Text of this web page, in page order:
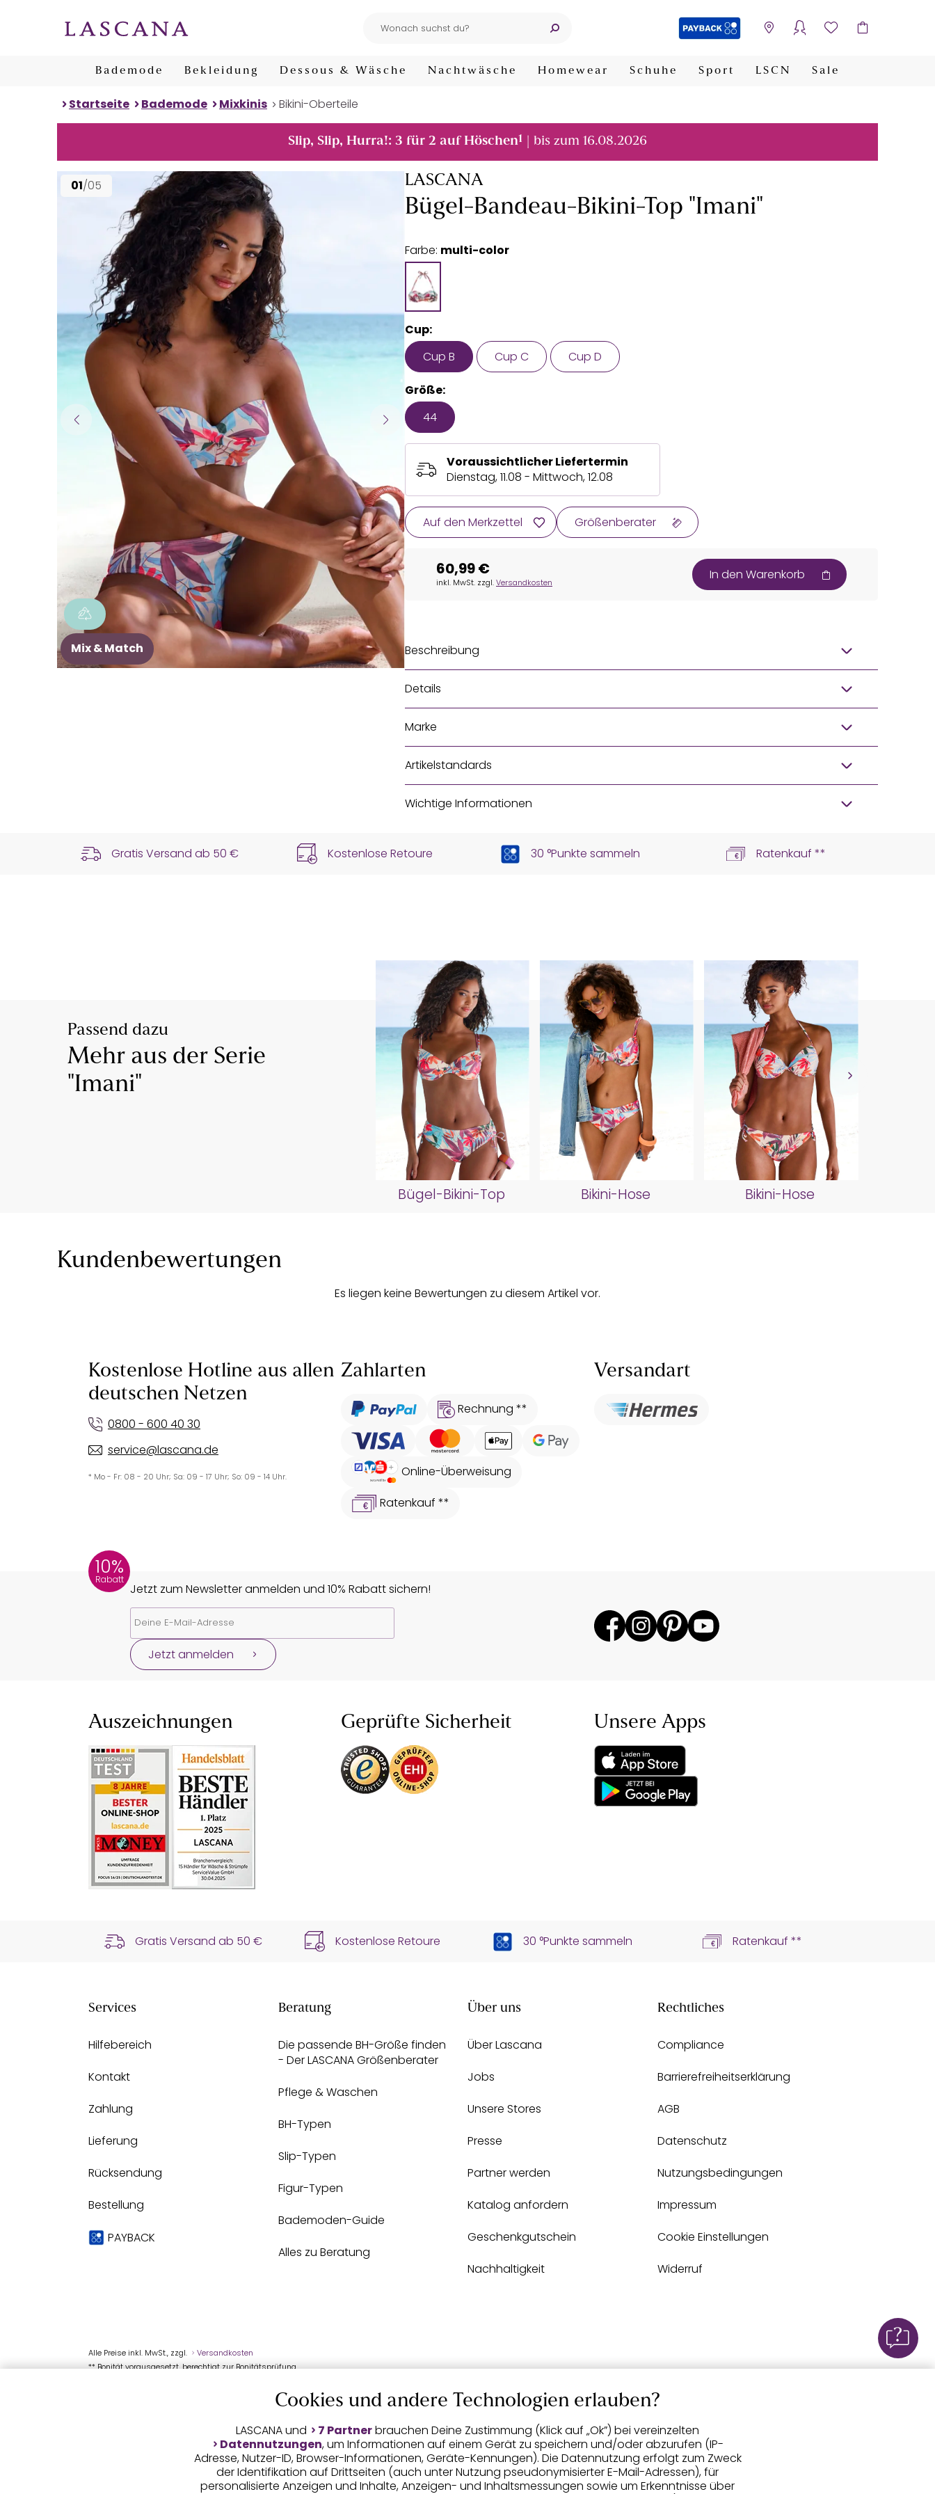
Bademode Bekleidung Dessous & Wäsche Nachtwäsche Homewear Schuhe Sport LSCN Sale
Startseite Bademode Mixkinis Bikini-Oberteile
Slip, Slip, Hurra!: 3 für 2 auf Höschen1 | bis zum 16.08.2026
01/05
Mix & Match
LASCANA
Bügel-Bandeau-Bikini-Top "Imani"
Farbe: multi-color
Cup:
Cup B
Cup C Cup D
Größe:
44
Voraussichtlicher Liefertermin
Dienstag, 11.08 - Mittwoch, 12.08
Auf den Merkzettel Größenberater
60,99 €
inkl. MwSt. zzgl.Versandkosten In den Warenkorb
Beschreibung
Details
Marke
Artikelstandards
Wichtige Informationen
Gratis Versand ab 50 € Kostenlose Retoure 30 °Punkte sammeln Ratenkauf **
Passend dazu
Mehr aus der Serie
"Imani"
Bügel-Bikini-Top Bikini-Hose Bikini-Hose
Kundenbewertungen
Es liegen keine Bewertungen zu diesem Artikel vor.
Kostenlose Hotline aus allen
deutschen Netzen
0800 - 600 40 30
service@lascana.de
* Mo - Fr: 08 - 20 Uhr; Sa: 09 - 17 Uhr; So: 09 - 14 Uhr.
Zahlarten
Rechnung **
Online-Überweisung
Ratenkauf **
Versandart
10%
Rabatt
Jetzt zum Newsletter anmelden und 10% Rabatt sichern!
Jetzt anmelden
Auszeichnungen Geprüfte Sicherheit Unsere Apps
Gratis Versand ab 50 € Kostenlose Retoure 30 °Punkte sammeln Ratenkauf **
Services
Hilfebereich
Kontakt
Zahlung
Lieferung
Rücksendung
Bestellung
PAYBACK
Beratung
Die passende BH-Größe finden
- Der LASCANA Größenberater
Pflege & Waschen
BH-Typen
Slip-Typen
Figur-Typen
Bademoden-Guide
Alles zu Beratung
Über uns
Über Lascana
Jobs
Unsere Stores
Presse
Partner werden
Katalog anfordern
Geschenkgutschein
Nachhaltigkeit
Rechtliches
Compliance
Barrierefreiheitserklärung
AGB
Datenschutz
Nutzungsbedingungen
Impressum
Cookie Einstellungen
Widerruf
Alle Preise inkl. MwSt., zzgl.
Versandkosten
** Bonität vorausgesetzt, berechtigt zur Bonitätsprüfung
Cookies und andere Technologien erlauben?
LASCANA und 7 Partnerbrauchen Deine Zustimmung (Klick auf „Ok”) bei vereinzelten
Datennutzungen, um Informationen auf einem Gerät zu speichern und/oder abzurufen (IP-
Adresse, Nutzer-ID, Browser-Informationen, Geräte-Kennungen). Die Datennutzung erfolgt zum Zweck
der Identifikation auf Drittseiten (auch unter Nutzung pseudonymisierter E-Mail-Adressen), für
personalisierte Anzeigen und Inhalte, Anzeigen- und Inhaltsmessungen sowie um Erkenntnisse über